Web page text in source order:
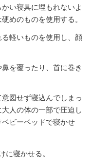
い寝具に埋もれないよ
めのものを使用する。
軽いものを使用し、顔
を覆ったり、首に巻き
図せず寝込んでしまっ
人の体の一部で圧迫し
ビーベッドで寝かせ
に寝かせる。